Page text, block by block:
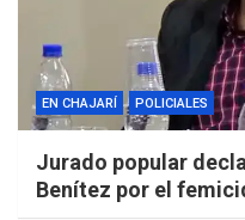
EN CHAJARÍ POLICIALES
Jurado popular
Benítez por el